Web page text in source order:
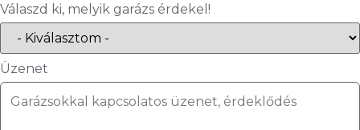
Válaszd ki, melyik garázs érdekel!
Üzenet